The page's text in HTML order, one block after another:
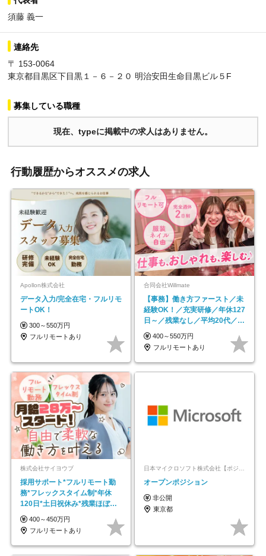
須藤 義一
連絡先
〒 153-0064
東京都目黒区下目黒１－６－２０ 明治安田生命目黒ビル５F
募集している職種
現在、typeに掲載中の求人はありません。
行動履歴からオススメの求人
Apollon株式会社
データ入力/完全在宅・フルリモ
ートOK！
300～550万円
フルリモートあり
合同会社Willmate
【事務】働き方ファースト／未
経験OK！／充実研修／年休127
日～／残業なし／平均20代／リ
モートOK
400～550万円
フルリモートあり
株式会社サイヨウブ
採用サポート*フルリモート勤
務*フレックスタイム制*年休
120日*土日祝休み*残業ほぼな
し*育児中社員8割以上
400～450万円
フルリモートあり
日本マイクロソフト株式会社【ポジションマッチ登録】
オープンポジション
非公開
東京都